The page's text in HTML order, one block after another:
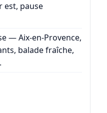
est, pause
— Aix-en-Provence,
balade fraîche,